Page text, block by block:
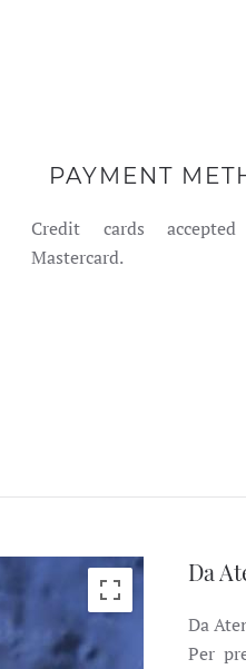
PAYMENT
Credit cards
Mastercard.
Da
Da
Per